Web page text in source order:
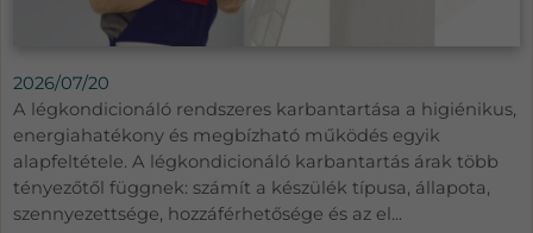
2026/07/20
A légkondicionáló rendszeres karbantartása a higiénikus,
energiahatékony és megbízható működés egyik
alapfeltétele. A légkondicionáló karbantartás árak több
tényezőtől függnek: számít a készülék típusa, állapota,
szennyezettsége, hozzáférhetősége és az el...